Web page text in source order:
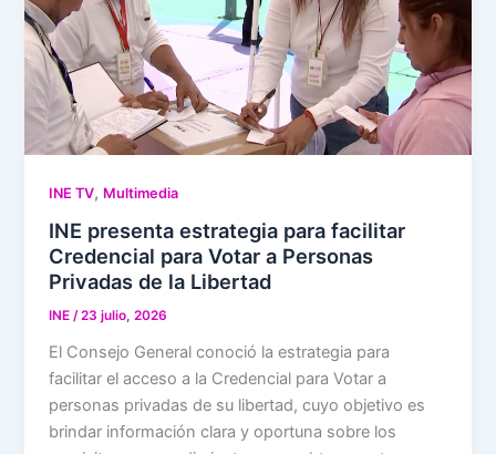
INE TV, Multimedia
INE presenta estrategia para facilitar
Credencial para Votar a Personas
Privadas de la Libertad
INE/23 julio, 2026
El Consejo General conoció la estrategia para
facilitar el acceso a la Credencial para Votar a
personas privadas de su libertad, cuyo objetivo es
brindar información clara y oportuna sobre los